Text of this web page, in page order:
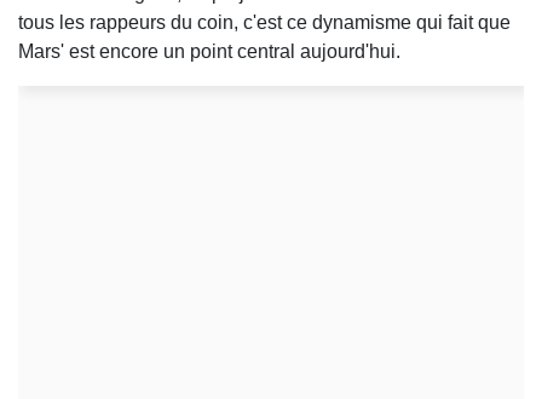
tous les rappeurs du coin, c'est ce dynamisme qui fait que
Mars' est encore un point central aujourd'hui.